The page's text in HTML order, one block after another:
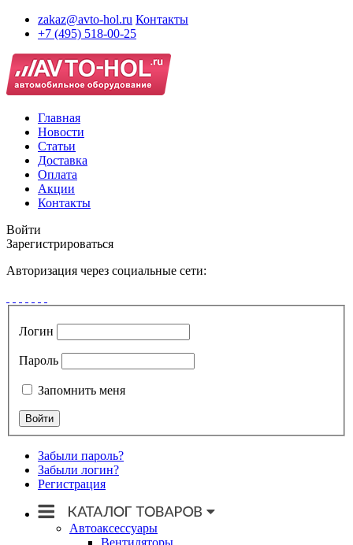
zakaz@avto-hol.ru Контакты
+7 (495) 518-00-25
Главная
Новости
Статьи
Доставка
Оплата
Акции
Контакты
Войти
Зарегистрироваться
Авторизация через социальные сети:
Логин
Пароль
Запомнить меня
Забыли пароль?
Забыли логин?
Регистрация
Автоаксессуары
Вентиляторы